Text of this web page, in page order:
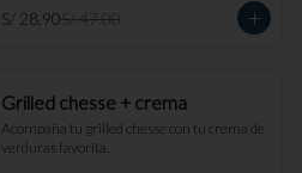
S/ 28.90S/ 47.00
Grilled chesse + crema
Acompaña tu grilled chesse con tu crema de
verduras favorita.